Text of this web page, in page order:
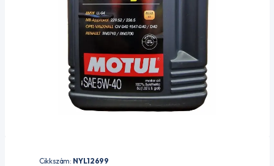
Cikkszám: NYL12699